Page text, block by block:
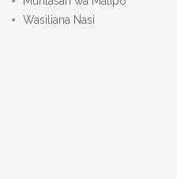
Wasiliana Nasi